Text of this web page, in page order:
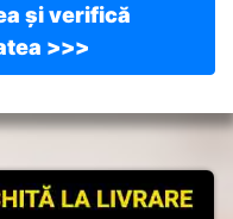
și verifică
>>>